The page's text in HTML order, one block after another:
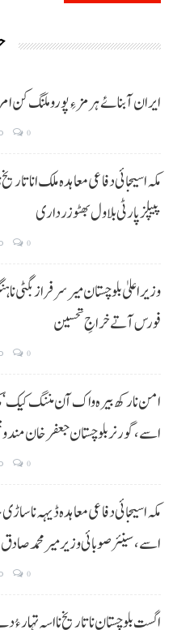
ایران آبنائے ہرمز ءِ پورو ملنگ کن امریکہ غا
0
مکہ اسیجائی دفاعی معاہدہ ملک انا
پیپلز پارٹی بلاول بھٹو زرداری
0
فورس آتے خراجِ تحسین
0
امن نا رکھ بیرہ واک آن مننگ کیک‘
اسے،گورنر بلوچستان جعفر خان
0
مکہ اسیجائی دفاعی معاہدہ ڈیہہ نا
اسے،سینئر صوبائی وزیر میر محمد
0
8 اگست بلوچستان نا تاریخ نا اسہ